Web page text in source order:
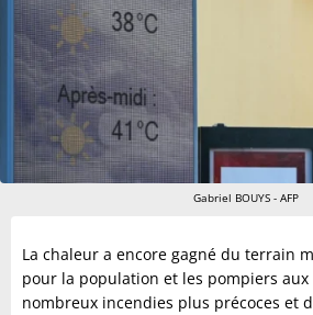
Gabriel BOUYS - AFP
La chaleur a encore gagné du terrain
pour la population et les pompiers aux
nombreux incendies plus précoces et